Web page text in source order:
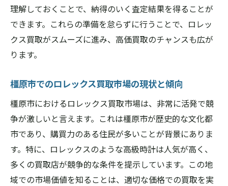
査定額を引き上げるための交渉ポイント
高値を実現するための効果的なタイミング
戦略
ロレックス買取で橿原市における満足度を高め
る秘訣
満足度を左右する査定の質とは
顧客満足度を高めるためのコミュニケーシ
ョン術
理解しておくことで、納得のいく査定結果を得ることが
できます。これらの準備を怠らずに行うことで、ロレッ
クス買取がスムーズに進み、高価買取のチャンスも広が
ります。
橿原市でのロレックス買取市場の現状と傾向
橿原市におけるロレックス買取市場は、非常に活発で競
争が激しいと言えます。これは橿原市が歴史的な文化都
市であり、購買力のある住民が多いことが背景にありま
す。特に、ロレックスのような高級時計は人気が高く、
多くの買取店が競争的な条件を提示しています。この地
域での市場価値を知ることは、適切な価格での買取を実